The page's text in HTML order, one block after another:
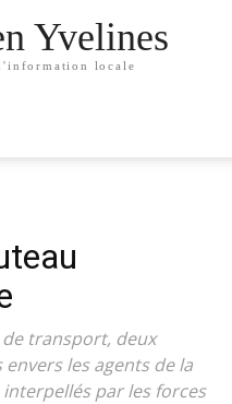
Yvelines
locale
transport, deux
les agents de la
par les forces